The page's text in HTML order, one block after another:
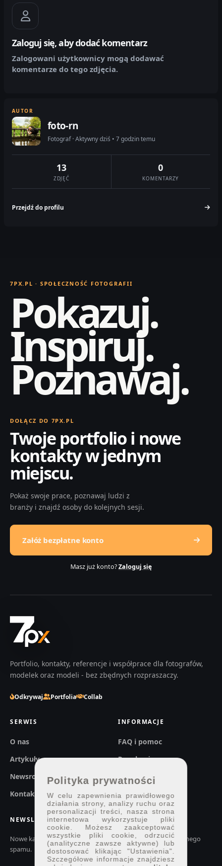
Zaloguj się, aby dodać komentarz
Zalogowani użytkownicy mogą dodawać
komentarze do tego zdjęcia.
AUTOR
foto-rn
Fotograf · Aktywny dziś • 7 godzin temu
13
ZDJĘĆ
0
KOMENTARZY
Przejdź do profilu
7PX.PL · SPOŁECZNOŚĆ FOTOGRAFII
Pokazuj.
Inspiruj.
Poznawaj.
DOŁĄCZ DO 7PX.PL
Twoje portfolio i nowe
kontakty w jednym
miejscu.
Pokaż swoje prace, poznawaj ludzi z
branży i znajdź osoby do kolejnych sesji.
Załóż bezpłatne konto
Masz już konto?Zaloguj się
Portfolio, kontakty, referencje i współprace dla fotografów,
modelek oraz modeli - bez zbędnych rozpraszaczy.
Odkrywaj Portfolia Collab
SERWIS
O nas
Artykuły
Newsroom
Kontakt
INFORMACJE
FAQ i pomoc
Regulaminy
Prywatność
NEWSLETTER
Nowe kadry, konkursy i ważne zmiany w 7px.pl. Bez codziennego
spamu.
Polityka prywatności
W celu zapewnienia prawidłowego
działania strony, analizy ruchu oraz
personalizacji treści, nasza strona
internetowa wykorzystuje pliki
cookie. Możesz zaakceptować
wszystkie pliki cookie, odrzucić
(analityczne zawsze aktywne) lub
dostosować klikając "Ustawienia".
Szczegółowe informacje znajdziesz